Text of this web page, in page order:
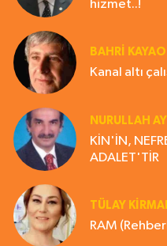
hizmet..!
BAHRI
Kanal altı
NURULLAH
KİN'İN,
ADALET'TİR
TÜLAY